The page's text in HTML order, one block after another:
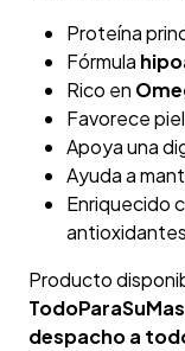
Proteína
Fórmula
Rico en
Favorece
Apoya una
Ayuda a
Enriquecido
antioxidantes
Producto
despacho a